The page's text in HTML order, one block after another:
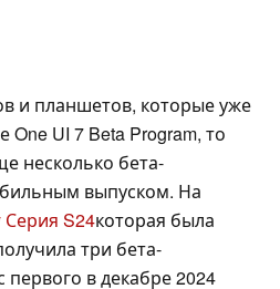
и планшетов, которые уже
UI 7 Beta Program, то
несколько бета-
выпуском. На
Серия S24которая была
три бета-
в декабре 2024